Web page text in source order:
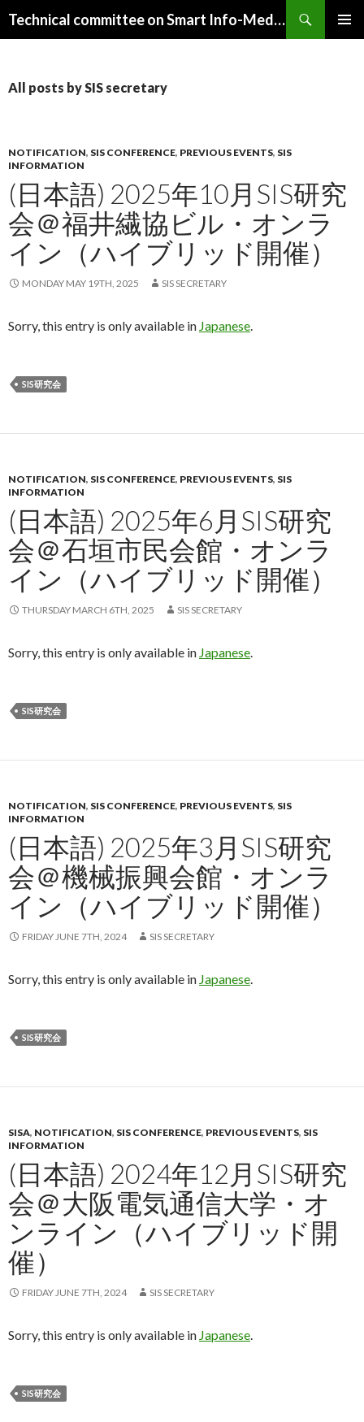
Technical committee on Smart Info-Media Systems (SIS), IEICE
All posts by SIS secretary
NOTIFICATION, SIS CONFERENCE, PREVIOUS EVENTS, SIS
INFORMATION
(日本語) 2025年10月SIS研究
会＠福井繊協ビル・オンラ
イン（ハイブリッド開催）
MONDAY MAY 19TH, 2025 SIS SECRETARY
Sorry, this entry is only available in Japanese.
SIS研究会
NOTIFICATION, SIS CONFERENCE, PREVIOUS EVENTS, SIS
INFORMATION
(日本語) 2025年6月SIS研究
会＠石垣市民会館・オンラ
イン（ハイブリッド開催）
THURSDAY MARCH 6TH, 2025 SIS SECRETARY
Sorry, this entry is only available in Japanese.
SIS研究会
NOTIFICATION, SIS CONFERENCE, PREVIOUS EVENTS, SIS
INFORMATION
(日本語) 2025年3月SIS研究
会＠機械振興会館・オンラ
イン（ハイブリッド開催）
FRIDAY JUNE 7TH, 2024 SIS SECRETARY
Sorry, this entry is only available in Japanese.
SIS研究会
SISA, NOTIFICATION, SIS CONFERENCE, PREVIOUS EVENTS, SIS
INFORMATION
(日本語) 2024年12月SIS研究
会＠大阪電気通信大学・オ
ンライン（ハイブリッド開
催）
FRIDAY JUNE 7TH, 2024 SIS SECRETARY
Sorry, this entry is only available in Japanese.
SIS研究会